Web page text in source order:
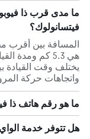
ما مدى قرب ذا
فيتسانولوك؟
المسافة بين أقرب
يختلف وقت القيادة
واتجاهات حركة
ما هو رقم هاتف ذا
هل تتوفر خدمة